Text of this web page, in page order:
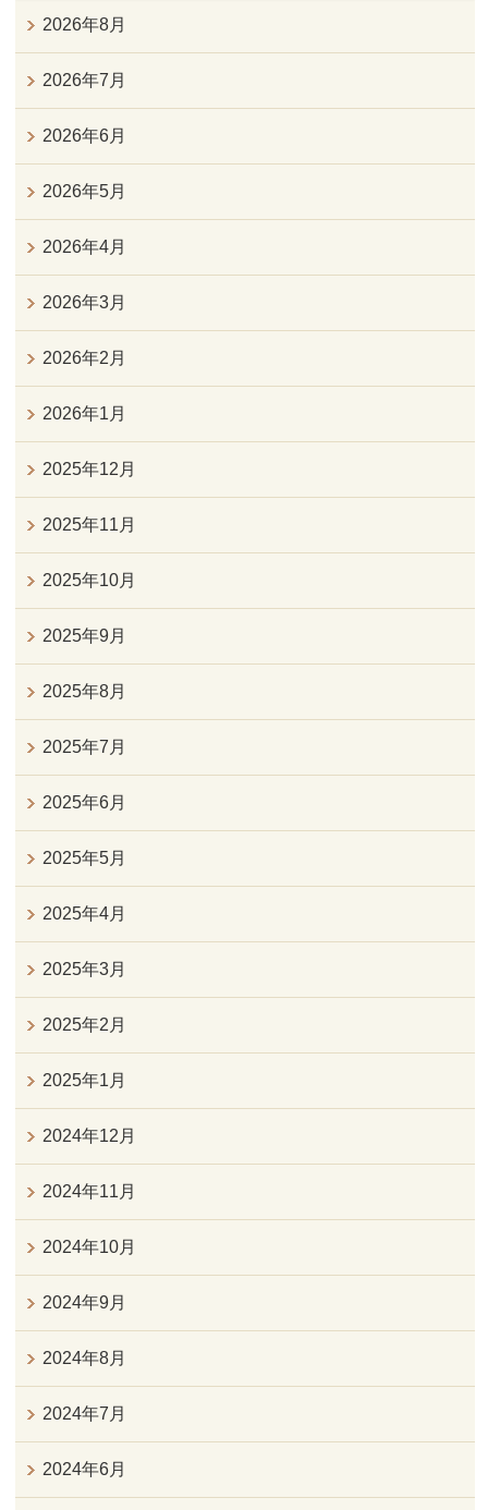
2026年8月
2026年7月
2026年6月
2026年5月
2026年4月
2026年3月
2026年2月
2026年1月
2025年12月
2025年11月
2025年10月
2025年9月
2025年8月
2025年7月
2025年6月
2025年5月
2025年4月
2025年3月
2025年2月
2025年1月
2024年12月
2024年11月
2024年10月
2024年9月
2024年8月
2024年7月
2024年6月